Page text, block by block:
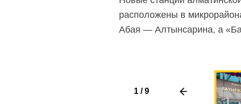
расположены в
Абая — Алтынсарина, а
1/9